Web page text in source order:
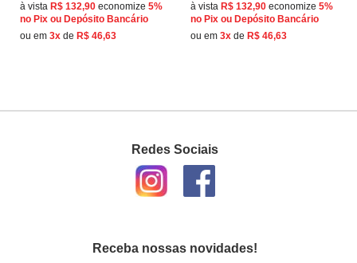
à vista R$ 132,90 economize 5%
no Pix ou Depósito Bancário
ou em 3x de R$ 46,63
à vista R$ 132,90 economize 5%
no Pix ou Depósito Bancário
ou em 3x de R$ 46,63
Redes Sociais
Receba nossas novidades!